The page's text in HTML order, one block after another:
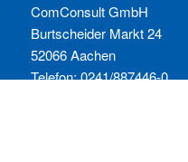
ComConsult GmbH
Burtscheider Markt 24
52066 Aachen
Telefon: 0241/887446-0